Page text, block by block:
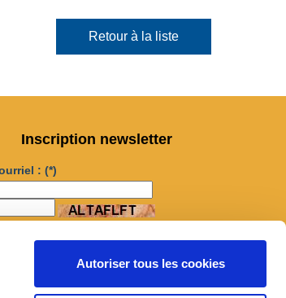
Autoriser tous les cookies
Retour à la liste
Inscription newsletter
: (*)